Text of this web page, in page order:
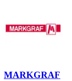
MARKGRAF